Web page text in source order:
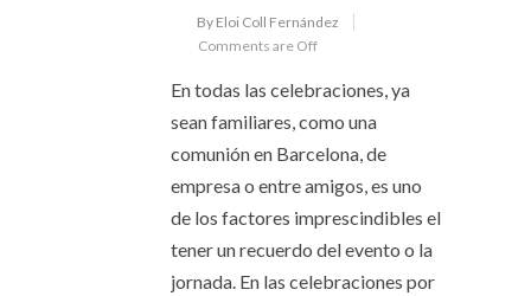
By Eloi Coll Fernández
Comments are Off
En todas las celebraciones, ya
sean familiares, como una
comunión en Barcelona, de
empresa o entre amigos, es uno
de los factores imprescindibles el
tener un recuerdo del evento o la
jornada. En las celebraciones por